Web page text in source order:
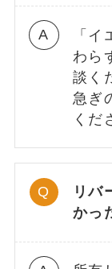
「
わら
談く
急ぎ
くだ
リバ
かっ